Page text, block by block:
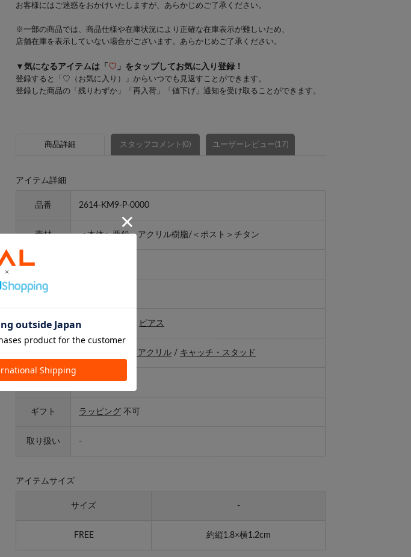
お客様にはご迷惑をおかけいたしますが、あらかじめご了承ください。
※一部の商品では、商品仕様や在庫状況により正確な在庫表示が難しいため、
店舗在庫を表示していない場合がございます。あらかじめご了承ください。
▼気になるアイテムは「 ♡ 」をタップしてお気に入り登録！
登録すると「♡（お気に入り）」からいつでも見返すことができます。
登録した商品の「残りわずか」「再入荷」「値下げ」通知を受け取ることができます。
商品詳細 スタッフコメント(0) ユーザーレビュー(17)
アイテム詳細
品番 2614-KM9-P-0000
素材 ＜本体＞亜鉛、アクリル樹脂/＜ポスト＞チタン
原産国
サイズ
カテゴリ アクセサリー ピアス
プラスチック・アクリル / キャッチ・スタッド
タイプ レディース
ギフト ラッピング 不可
取り扱い -
アイテムサイズ
サイズ -
FREE 約縦1.8×横1.2cm